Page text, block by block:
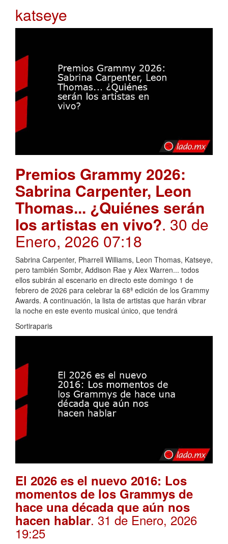
katseye
Premios Grammy 2026:
Sabrina Carpenter, Leon
Thomas... ¿Quiénes serán
los artistas en vivo?. 30 de
Enero, 2026 07:18
Sabrina Carpenter, Pharrell Williams, Leon Thomas, Katseye,
pero también Sombr, Addison Rae y Alex Warren... todos
ellos subirán al escenario en directo este domingo 1 de
febrero de 2026 para celebrar la 68ª edición de los Grammy
Awards. A continuación, la lista de artistas que harán vibrar
la noche en este evento musical único, que tendrá
Sortiraparis
El 2026 es el nuevo 2016: Los
momentos de los Grammys de
hace una década que aún nos
hacen hablar. 31 de Enero, 2026
19:25